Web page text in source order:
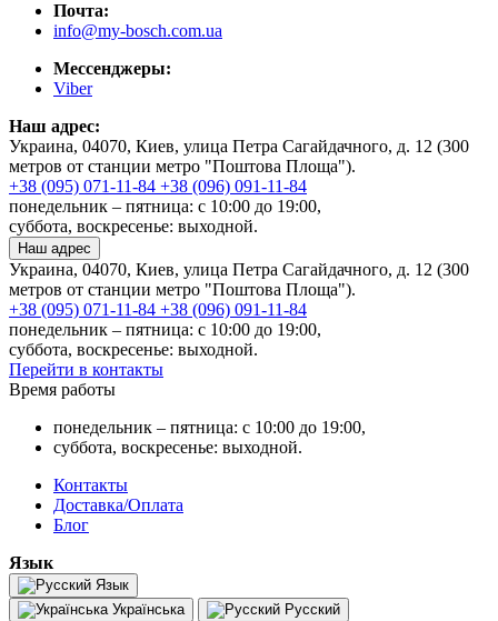
Почта:
info@my-bosch.com.ua
Мессенджеры:
Viber
Наш адрес:
Украина, 04070, Киев, улица Петра Сагайдачного, д. 12 (300
метров от станции метро "Поштова Площа").
+38 (095) 071-11-84 +38 (096) 091-11-84
понедельник – пятница: с 10:00 до 19:00,
суббота, воскресенье: выходной.
Наш адрес
Украина, 04070, Киев, улица Петра Сагайдачного, д. 12 (300
метров от станции метро "Поштова Площа").
+38 (095) 071-11-84 +38 (096) 091-11-84
понедельник – пятница: с 10:00 до 19:00,
суббота, воскресенье: выходной.
Перейти в контакты
Время работы
понедельник – пятница: с 10:00 до 19:00,
суббота, воскресенье: выходной.
Контакты
Доставка/Оплата
Блог
Язык
Язык
Українська
Русский